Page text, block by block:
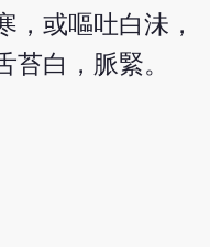
，或嘔吐白沬，
苔白，脈緊。